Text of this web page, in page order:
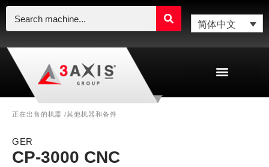
简体中文
正在出售的机器 /其他机器和备件
GER
CP-3000 CNC